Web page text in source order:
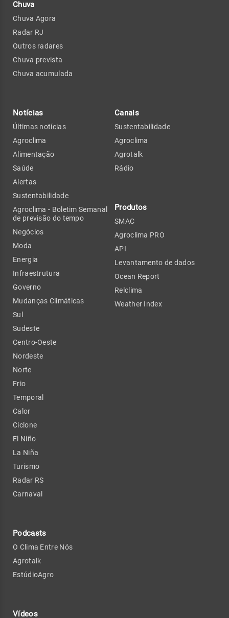
Chuva
Chuva Agora
Radar RJ
Outros radares
Chuva prevista
Chuva acumulada
Notícias
Últimas notícias
Agroclima
Alimentação
Saúde
Alertas
Sustentabilidade
Agroclima - Boletim Semanal
de previsão do tempo
Negócios
Moda
Energia
Infraestrutura
Governo
Mudanças Climáticas
Sul
Sudeste
Centro-Oeste
Nordeste
Norte
Frio
Temporal
Calor
Ciclone
El Niño
La Niña
Turismo
Radar RS
Carnaval
Podcasts
O Clima Entre Nós
Agrotalk
EstúdioAgro
Vídeos
Canais
Sustentabilidade
Agroclima
Agrotalk
Rádio
Produtos
SMAC
Agroclima PRO
API
Levantamento de dados
Ocean Report
Relclima
Weather Index